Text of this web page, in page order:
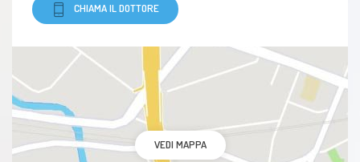
Febbre e raffreddore da fieno
Disturbi delle ghiandole paratiroidee
Scialoadenite
ipertrofia dei turbinati
CHIAMA IL DOTTORE
VEDI MAPPA